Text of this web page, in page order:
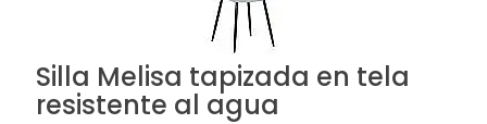
Silla Melisa tapizada en tela
resistente al agua